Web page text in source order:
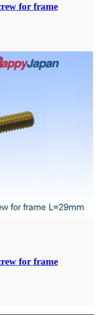
for frame
for frame